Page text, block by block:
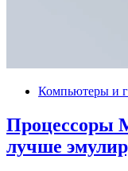
Компьютеры и
Процессоры
лучше